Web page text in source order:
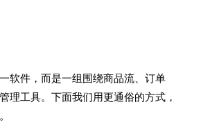
软件，而是一组围绕商品流、订单
理工具。下面我们用更通俗的方式，